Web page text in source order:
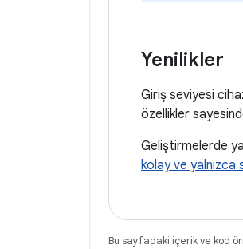
Yenilikler
Giriş seviyesi
özellikler
Geliştirmelerde
kolay ve yalnızca
Bu sayfadaki içerik ve kod